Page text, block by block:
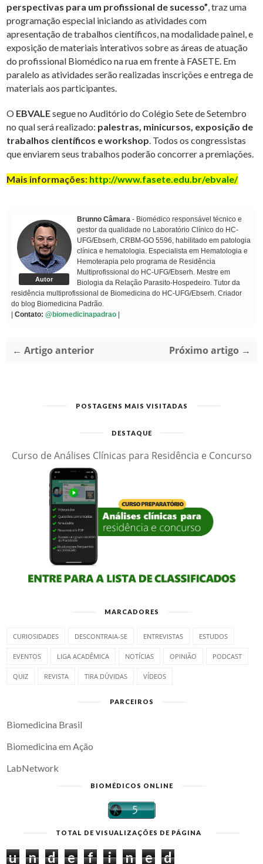
perspectivas para um profissional de sucesso” , traz uma
programação especial iniciando as atividades com
apresentação de trabalhos científicos, na modalidade painel, e
exposição de materiais interativos sobre as áreas de atuação
do profissional Biomédico na rua em frente à FASETE. Em
paralelo as atividades serão realizadas inscrições e entrega de
materiais aos participantes.
O EBVALEsegue no Auditório do Colégio Sete de Setembro
no qual será realizado: palestras, minicursos, exposição de
trabalhos científicos e workshop . Todos os congressistas
que enviarem seus trabalhos poderão concorrer a premiações.
Mais informações: http://www.fasete.edu.br/ebvale/
Autor
Brunno Câmara - Biomédico responsável técnico e
gestor da qualidade no Laboratório Clínico do HC-
UFG/Ebserh, CRBM-GO 5596, habilitado em patologia
clínica e hematologia. Especialista em Hematologia e
Hemoterapia pelo programa de Residência
Multiprofissional do HC-UFG/Ebserh. Mestre em
Biologia da Relação Parasito-Hospedeiro. Tutor da
residência multiprofissional de Biomedicina do HC-UFG/Ebserh. Criador
do blog Biomedicina Padrão.
| Contato: @biomedicinapadrao |
← Artigo anterior Próximo artigo →
POSTAGENS MAIS VISITADAS
DESTAQUE
Curso de Análises Clínicas para Residência e Concurso
MARCADORES
CURIOSIDADES DESCONTRAIA-SE ENTREVISTAS ESTUDOS
EVENTOS LIGA ACADÊMICA NOTÍCIAS OPINIÃO PODCAST
QUIZ REVISTA TIRA DÚVIDAS VÍDEOS
PARCEIROS
Biomedicina Brasil
Biomedicina em Ação
LabNetwork
BIOMÉDICOS ONLINE
TOTAL DE VISUALIZAÇÕES DE PÁGINA
u n d e f i n e d